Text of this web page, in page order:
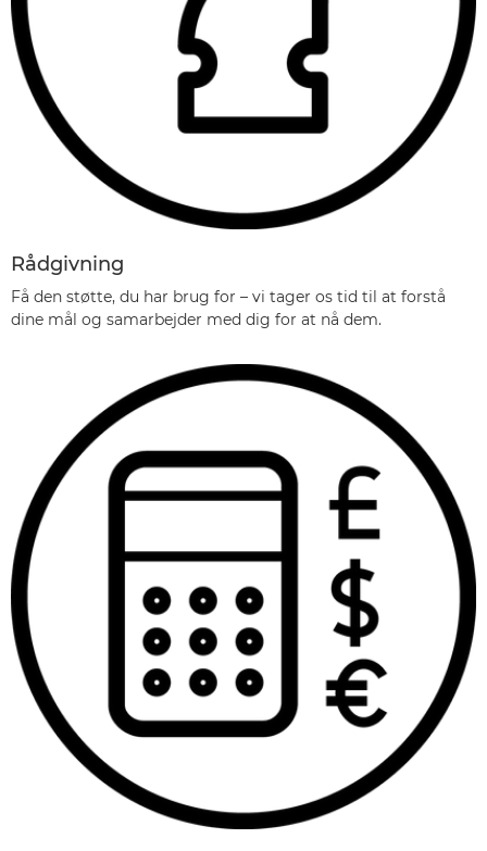
Rådgivning
Få den støtte, du har brug for – vi tager os tid til at forstå
dine mål og samarbejder med dig for at nå dem.